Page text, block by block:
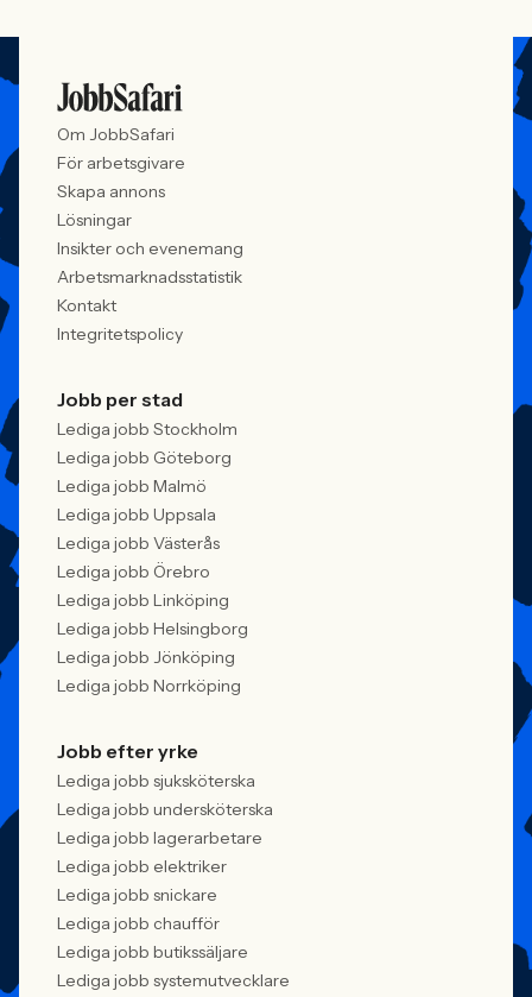
Om JobbSafari
För arbetsgivare
Skapa annons
Lösningar
Insikter och evenemang
Arbetsmarknadsstatistik
Kontakt
Integritetspolicy
Jobb per stad
Lediga jobb Stockholm
Lediga jobb Göteborg
Lediga jobb Malmö
Lediga jobb Uppsala
Lediga jobb Västerås
Lediga jobb Örebro
Lediga jobb Linköping
Lediga jobb Helsingborg
Lediga jobb Jönköping
Lediga jobb Norrköping
Jobb efter yrke
Lediga jobb sjuksköterska
Lediga jobb undersköterska
Lediga jobb lagerarbetare
Lediga jobb elektriker
Lediga jobb snickare
Lediga jobb chaufför
Lediga jobb butikssäljare
Lediga jobb systemutvecklare